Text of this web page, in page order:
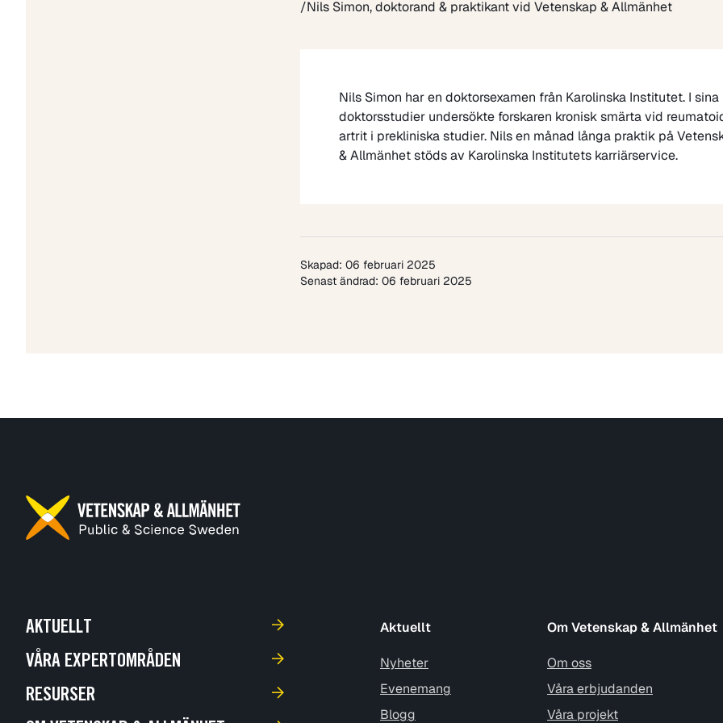
/Nils Simon, doktorand & praktikant vid Vetenskap & Allmänhet
Nils Simon har en doktorsexamen från Karolinska Institutet. I sina
doktorsstudier undersökte forskaren kronisk smärta vid
artrit i prekliniska studier. Nils en månad långa praktik på
& Allmänhet stöds av Karolinska Institutets karriärservice.
Skapad: 06 februari 2025
Senast ändrad: 06 februari 2025
AKTUELLT
VÅRA EXPERTOMRÅDEN
RESURSER
Aktuellt
Nyheter
Evenemang
Blogg
Om Vetenskap & Allmänhet
Om oss
Våra erbjudanden
Våra projekt